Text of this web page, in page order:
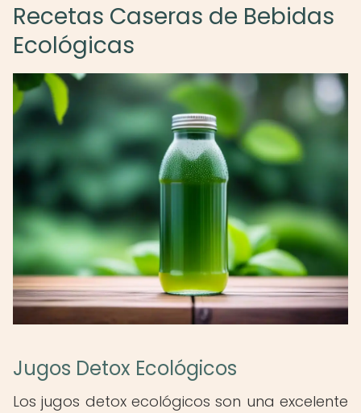
Recetas Caseras de Bebidas
Ecológicas
Jugos Detox Ecológicos
Los jugos detox ecológicos son una excelente